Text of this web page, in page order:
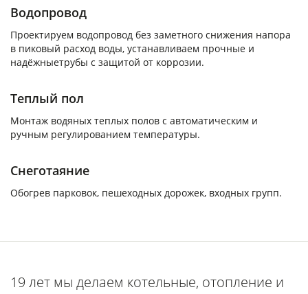
Водопровод
Проектируем водопровод без заметного снижения напора
в пиковый расход воды, устанавливаем прочные и
надёжныетрубы с защитой от коррозии.
Теплый пол
Монтаж водяных теплых полов с автоматическим и
ручным регулированием температуры.
Снеготаяние
Обогрев парковок, пешеходных дорожек, входных групп.
19 лет мы делаем котельные, отопление и